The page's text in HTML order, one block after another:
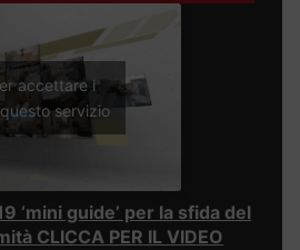
accettare i
servizio
‘mini guide’ per la sfida del
CLICCA PER IL VIDEO